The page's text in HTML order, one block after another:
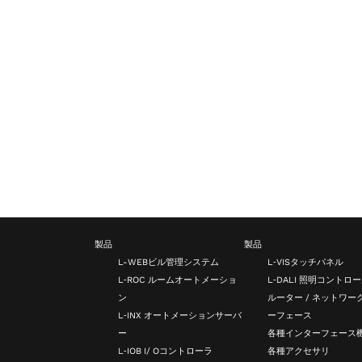
製品
L-WEBビル管理システム
L‑ROC ルームオートメーショ
ン
L‑INX オートメーションサーバ
ー
L‑IOB I/ Oコントローラ
製品
L‑VISタッチパネル
L‑DALI 照明コントロ
ルーター / ネットワー
ーフェース
各種インターフェース
各種アクセサリ